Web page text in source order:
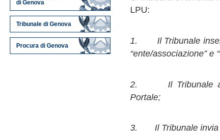
LPU:
1. Il Tribunale
“ente/associazione” e
2. Il Tribunale
Portale;
3. Il Tribunale invia
di Genova
Tribunale di Genova
Procura di Genova